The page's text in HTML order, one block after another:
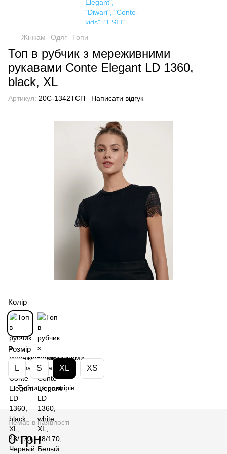
Жінкам Одяг Топи
Топ в рубчик з мереживними
рукавами Conte Elegant LD 1360,
black, XL
Артикул: 20С-1342ТСП Написати відгук
Колір
Розмір
L S XL XS
Таблиця розмірів
Немає в наявності
0 грн